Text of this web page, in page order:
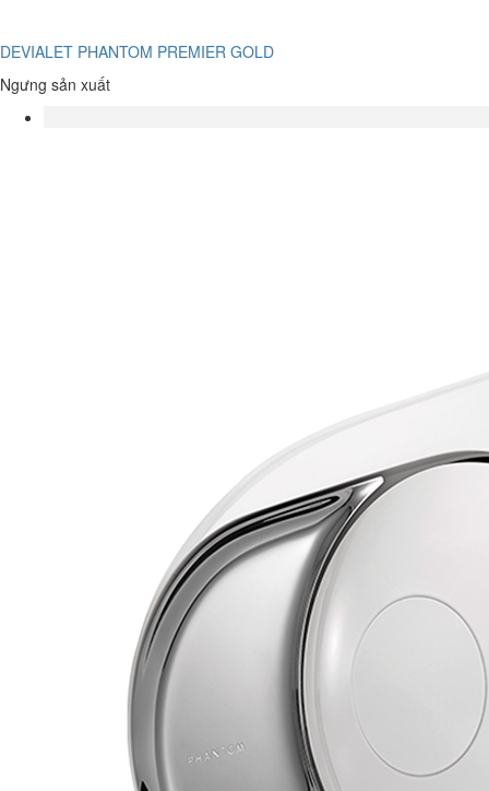
DEVIALET PHANTOM PREMIER GOLD
Ngưng sản xuất